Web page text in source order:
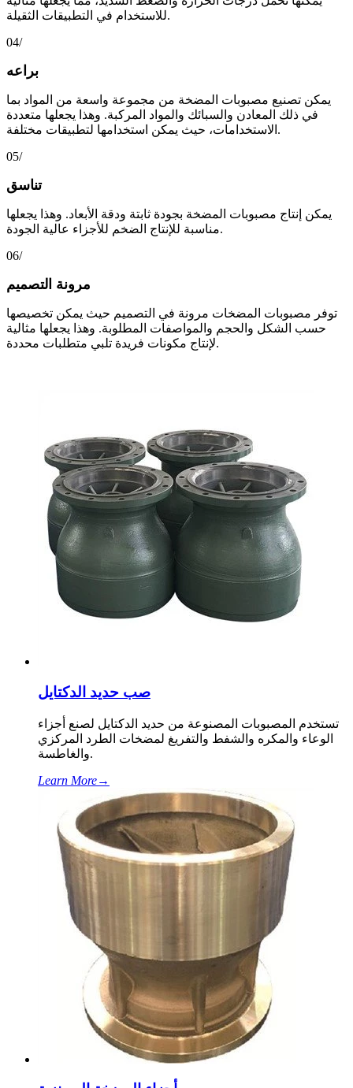
للاستخدام في التطبيقات الثقيلة.
04/
براعه
يمكن تصنيع مصبوبات المضخة من مجموعة واسعة من المواد بما
في ذلك المعادن والسبائك والمواد المركبة. وهذا يجعلها متعددة
الاستخدامات، حيث يمكن استخدامها لتطبيقات مختلفة.
05/
تناسق
يمكن إنتاج مصبوبات المضخة بجودة ثابتة ودقة الأبعاد. وهذا يجعلها
مناسبة للإنتاج الضخم للأجزاء عالية الجودة.
06/
مرونة التصميم
توفر مصبوبات المضخات مرونة في التصميم حيث يمكن تخصيصها
حسب الشكل والحجم والمواصفات المطلوبة. وهذا يجعلها مثالية
لإنتاج مكونات فريدة تلبي متطلبات محددة.
صب حديد الدكتايل
تستخدم المصبوبات المصنوعة من حديد الدكتايل لصنع أجزاء
الوعاء والمكره والشفط والتفريغ لمضخات الطرد المركزي
والغاطسة.
Learn More→